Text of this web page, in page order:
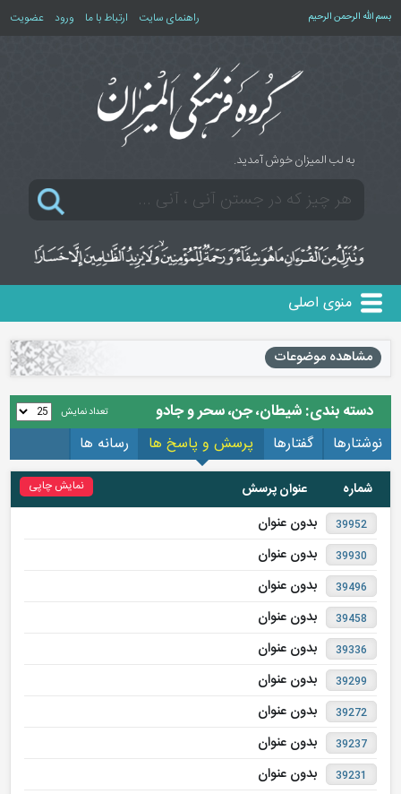
بسم الله الرحمن الرحیم راهنمای سایت ارتباط با ما ورود عضویت
به لب المیزان خوش آمدید.
منوی اصلی
مشاهده موضوعات
دسته بندی: شیطان، جن، سحر و جادو تعداد نمایش
نوشتارها گفتارها پرسش و پاسخ ها رسانه ها
نمایش چاپی شماره عنوان پرسش
39952 بدون عنوان
39930 بدون عنوان
39496 بدون عنوان
39458 بدون عنوان
39336 بدون عنوان
39299 بدون عنوان
39272 بدون عنوان
39237 بدون عنوان
39231 بدون عنوان